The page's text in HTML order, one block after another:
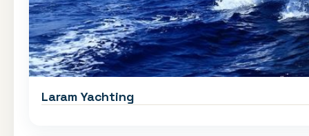
Laram Yachting